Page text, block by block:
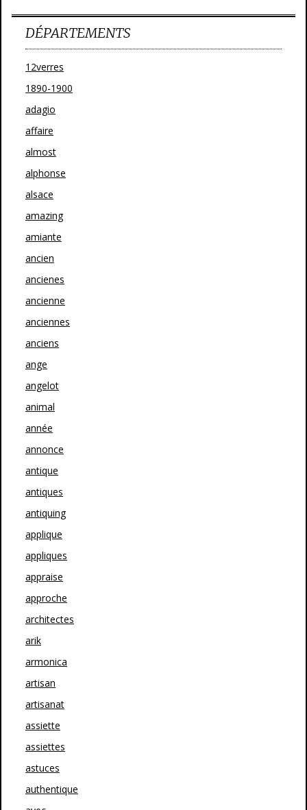
DÉPARTEMENTS
12verres
1890-1900
adagio
affaire
almost
alphonse
alsace
amazing
amiante
ancien
ancienes
ancienne
anciennes
anciens
ange
angelot
animal
année
annonce
antique
antiques
antiquing
applique
appliques
appraise
approche
architectes
arik
armonica
artisan
artisanat
assiette
assiettes
astuces
authentique